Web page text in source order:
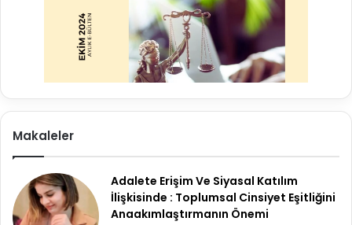
Makaleler
Adalete Erişim Ve Siyasal Katılım
İlişkisinde : Toplumsal Cinsiyet Eşitliğini
Anaakımlaştırmanın Önemi